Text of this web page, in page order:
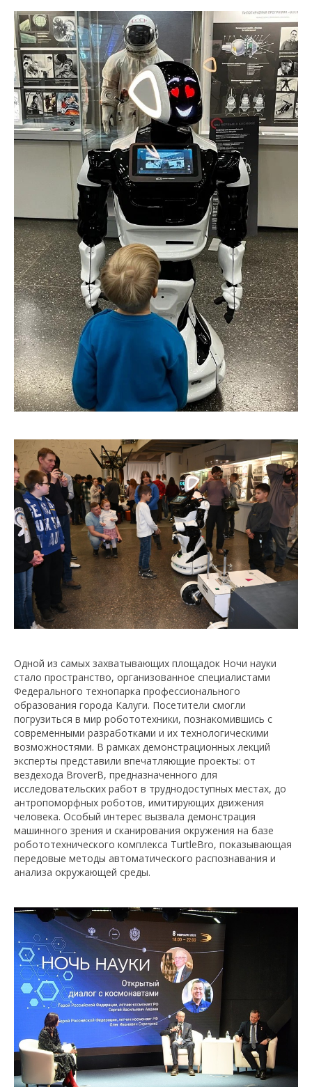
Одной из самых захватывающих площадок Ночи науки
стало пространство, организованное специалистами
Федерального технопарка профессионального
образования города Калуги. Посетители смогли
погрузиться в мир робототехники, познакомившись с
современными разработками и их технологическими
возможностями. В рамках демонстрационных лекций
эксперты представили впечатляющие проекты: от
вездехода BroverB, предназначенного для
исследовательских работ в труднодоступных местах, до
антропоморфных роботов, имитирующих движения
человека. Особый интерес вызвала демонстрация
машинного зрения и сканирования окружения на базе
робототехнического комплекса TurtleBro, показывающая
передовые методы автоматического распознавания и
анализа окружающей среды.